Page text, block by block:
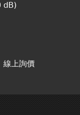
dB)
線上詢價